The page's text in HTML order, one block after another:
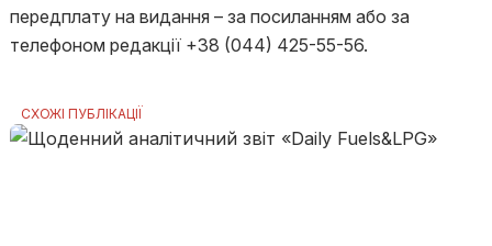
передплату на видання – за посиланням або за
телефоном редакції +38 (044) 425-55-56.
СХОЖІ ПУБЛІКАЦІЇ